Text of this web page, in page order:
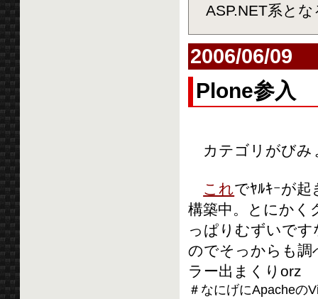
ASP.NET系と
2006/06/09
Plone参入
カテゴリがびみ
これでﾔﾙｷｰが
構築中。とにか
っぱりむずいで
のでそっからも
ラー出まくりorz
＃なにげにApacheの